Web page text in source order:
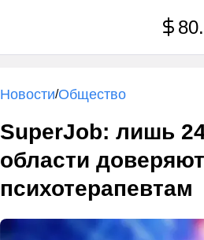
Новости/Общество
SuperJob: лишь
области
психотерапевтам